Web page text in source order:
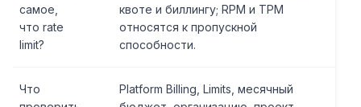
самое,
что rate
limit?
квоте и биллингу; RPM и TPM
относятся к пропускной
способности.
Что
Platform Billing, Limits, месячный